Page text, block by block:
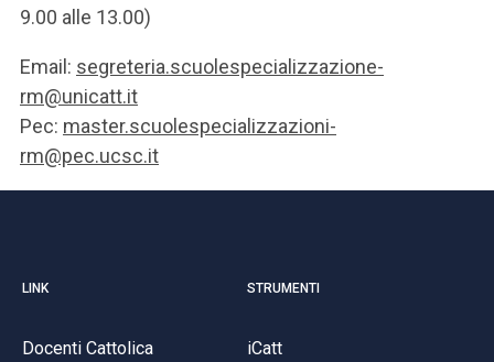
9.00 alle 13.00)
Email: segreteria.scuolespecializzazione-
rm@unicatt.it
Pec: master.scuolespecializzazioni-
rm@pec.ucsc.it
LINK
Docenti Cattolica
STRUMENTI
iCatt